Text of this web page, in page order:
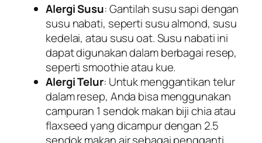
Alergi Susu: Gantilah susu sapi dengan
susu nabati, seperti susu almond, susu
kedelai, atau susu oat. Susu nabati ini
dapat digunakan dalam berbagai resep,
seperti smoothie atau kue.
Alergi Telur: Untuk menggantikan telur
dalam resep, Anda bisa menggunakan
campuran 1 sendok makan biji chia atau
flaxseed yang dicampur dengan 2.5
sendok makan air sebagai pengganti